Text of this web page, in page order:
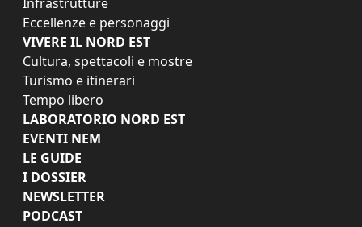
Eccellenze e personaggi
VIVERE IL NORD EST
Cultura, spettacoli e mostre
Turismo e itinerari
Tempo libero
LABORATORIO NORD EST
EVENTI NEM
LE GUIDE
I DOSSIER
NEWSLETTER
PODCAST